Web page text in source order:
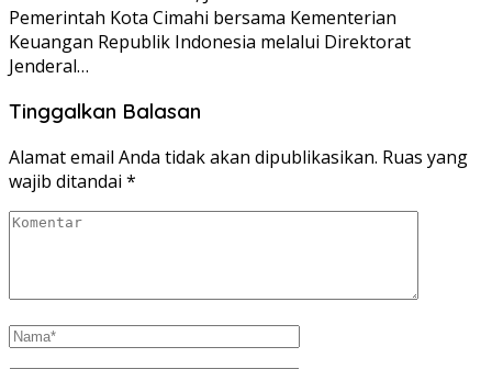
Pemerintah Kota Cimahi bersama Kementerian
Keuangan Republik Indonesia melalui Direktorat
Jenderal…
Tinggalkan Balasan
Alamat email Anda tidak akan dipublikasikan. Ruas yang
wajib ditandai *